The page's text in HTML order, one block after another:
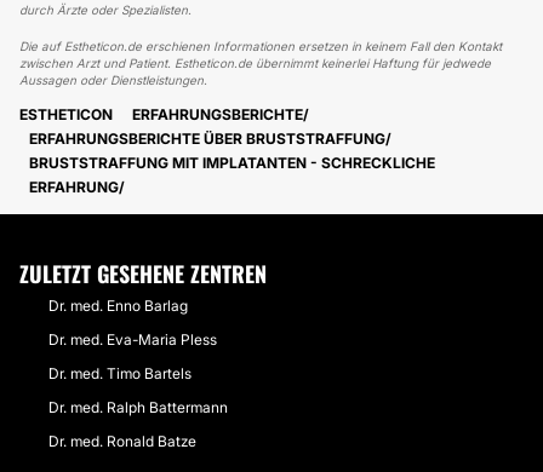
durch Ärzte oder Spezialisten.
Die auf Estheticon.de erschienen Informationen ersetzen in keinem Fall den Kontakt
zwischen Arzt und Patient. Estheticon.de übernimmt keinerlei Haftung für jedwede
Aussagen oder Dienstleistungen.
ESTHETICON
ERFAHRUNGSBERICHTE
ERFAHRUNGSBERICHTE ÜBER BRUSTSTRAFFUNG
BRUSTSTRAFFUNG MIT IMPLATANTEN - SCHRECKLICHE
ERFAHRUNG
ZULETZT GESEHENE ZENTREN
Dr. med. Enno Barlag
Dr. med. Eva-Maria Pless
Dr. med. Timo Bartels
Dr. med. Ralph Battermann
Dr. med. Ronald Batze